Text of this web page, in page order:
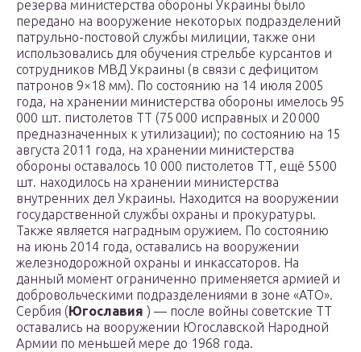
резерва министерства обороны Украины было
передано на вооружение некоторых подразделений
патрульно-постовой службы милиции, также они
использовались для обучения стрельбе курсантов и
сотрудников МВД Украины (в связи с дефицитом
патронов 9×18 мм). По состоянию на 14 июля 2005
года, на хранении министерства обороны имелось 95
000 шт. пистолетов ТТ (75 000 исправных и 20 000
предназначенных к утилизации); по состоянию на 15
августа 2011 года, на хранении министерства
обороны оставалось 10 000 пистолетов ТТ, ещё 5500
шт. находилось на хранении министерства
внутренних дел Украины. Находится на вооружении
государственной службы охраны и прокуратуры.
Также является наградным оружием. По состоянию
на июнь 2014 года, оставались на вооружении
железнодорожной охраны и инкассаторов. На
данный момент ограниченно применяется армией и
добровольческими подразделениями в зоне «АТО».
Сербия (Югославия ) — после войны советские ТТ
оставались на вооружении Югославской Народной
Армии по меньшей мере до 1968 года.